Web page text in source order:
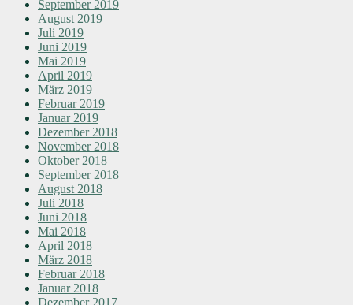
September 2019
August 2019
Juli 2019
Juni 2019
Mai 2019
April 2019
März 2019
Februar 2019
Januar 2019
Dezember 2018
November 2018
Oktober 2018
September 2018
August 2018
Juli 2018
Juni 2018
Mai 2018
April 2018
März 2018
Februar 2018
Januar 2018
Dezember 2017